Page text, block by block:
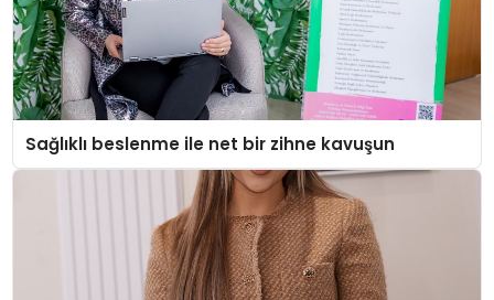
Sağlıklı beslenme ile net bir zihne kavuşun